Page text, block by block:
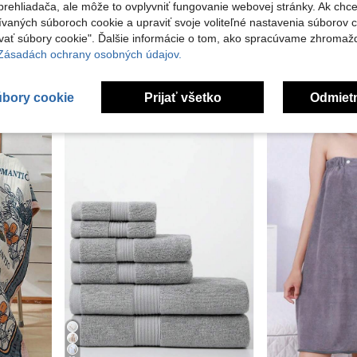
uterákov, vhodné do kúpeľne, na bazén a na pláž
v Tkanina Osušky do kúpeľa
Mäkký a hrubý uterák na tvár, súprava osušiek
12 zostáva
5.78€
#8 Najlepšie
27 zostáva
#8 Najlepšie
27 zostáva
6.10€
ale môže to ovplyvniť fungovanie webovej stránky. Ak
súboroch cookie a upraviť svoje voliteľné nastavenia súborov
súbory cookie". Ďalšie informácie o tom, ako spracúvame
ochrany osobných údajov.
cookie Prijať všetko